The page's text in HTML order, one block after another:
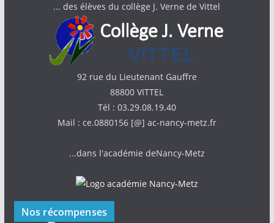
... des élèves du collège J. Verne de Vittel
92 rue du Lieutenant Gauffre
88800 VITTEL
Tél : 03.29.08.19.40
Mail : ce.0880156 [@] ac-nancy-metz.fr
...dans l'académie deNancy-Metz
Nos récompenses